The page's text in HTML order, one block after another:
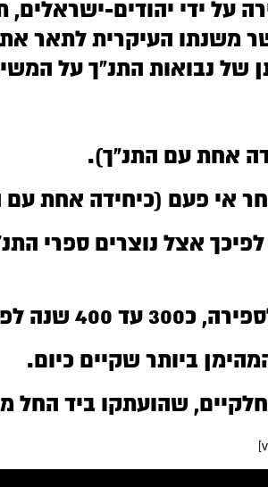
על ידי יהודים-
משנתו העיקרית לתאר את
של נבואות התנ”ך על
אחת עם התנ”ך).
אי פעם (כיחידה אחת עם
אצל נוצרים ספרי
הרבני.
ביותר שקיים כיום.